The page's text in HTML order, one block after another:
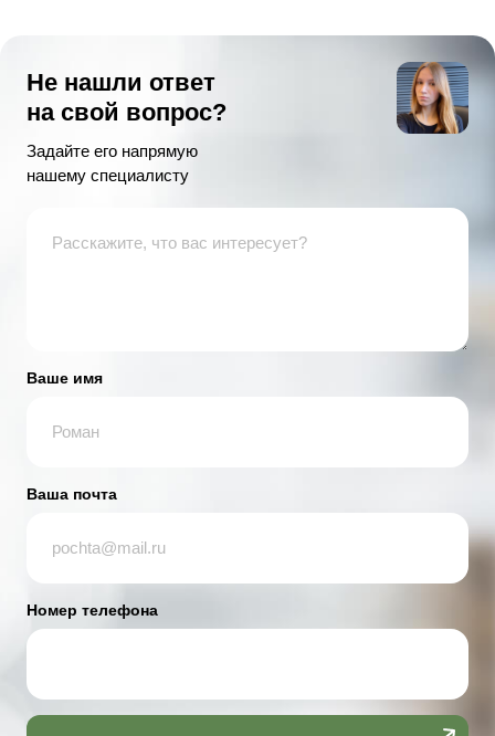
Не нашли ответ
на свой вопрос?
Задайте его напрямую
нашему специалисту
Ваше имя
Ваша почта
Номер телефона